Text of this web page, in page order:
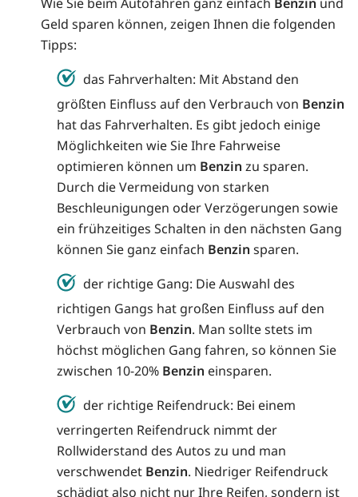
Geld sparen können, zeigen Ihnen die folgenden
Tipps:
das Fahrverhalten: Mit Abstand den
größten Einfluss auf den Verbrauch von Benzin
hat das Fahrverhalten. Es gibt jedoch einige
Möglichkeiten wie Sie Ihre Fahrweise
optimieren können um Benzin zu sparen.
Durch die Vermeidung von starken
Beschleunigungen oder Verzögerungen sowie
ein frühzeitiges Schalten in den nächsten Gang
können Sie ganz einfach Benzin sparen.
der richtige Gang: Die Auswahl des
richtigen Gangs hat großen Einfluss auf den
Verbrauch von Benzin. Man sollte stets im
höchst möglichen Gang fahren, so können Sie
zwischen 10-20% Benzin einsparen.
der richtige Reifendruck: Bei einem
verringerten Reifendruck nimmt der
Rollwiderstand des Autos zu und man
verschwendet Benzin. Niedriger Reifendruck
schädigt also nicht nur Ihre Reifen, sondern ist